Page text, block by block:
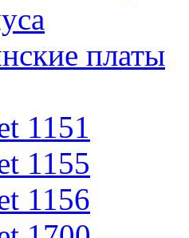
платы
1151
1155
1156